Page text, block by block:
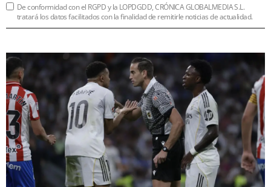
De conformidad con el RGPD y la LOPDGDD, CRÓNICA GLOBALMEDIA S.L.
tratará los datos facilitados con la finalidad de remitirle noticias de actualidad.